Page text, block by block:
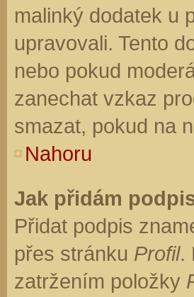
malinký dodatek u
upravovali. Tento
nebo pokud
zanechat vzkaz
smazat, pokud na
Nahoru
Jak přidám
Přidat podpis
přes stránku Profil.
zatržením položky